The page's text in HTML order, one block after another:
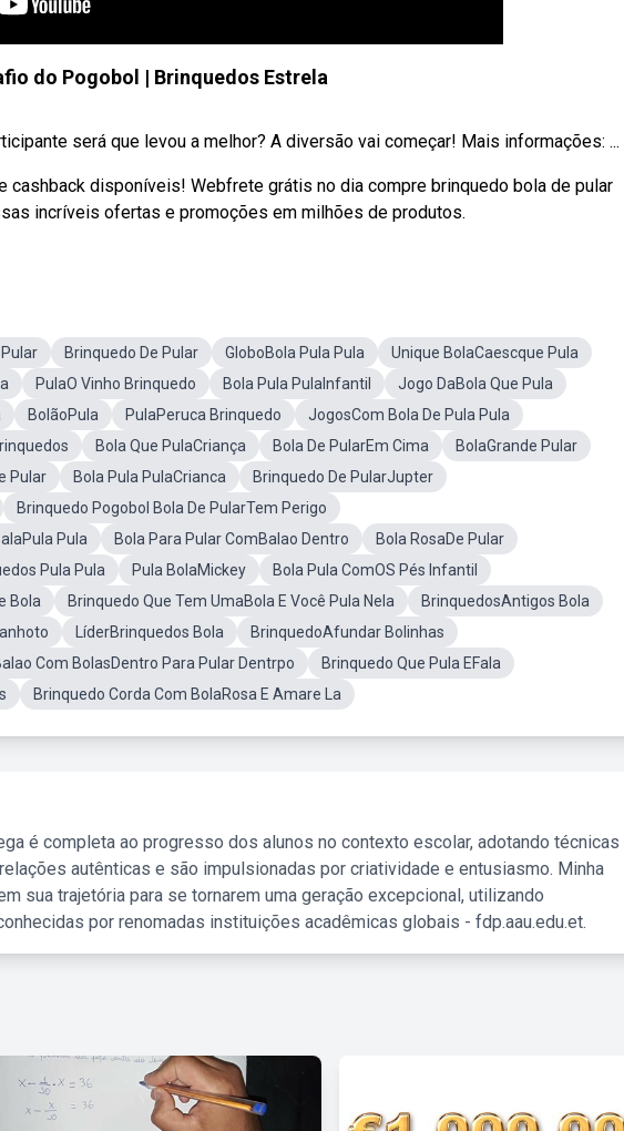
do Pogobol | Brinquedos Estrela
será que levou a melhor? A diversão vai começar! Mais informações: ...
cashback disponíveis! Webfrete grátis no dia compre brinquedo bola de pular
incríveis ofertas e promoções em milhões de produtos.
Pular Brinquedo De Pular GloboBola Pula Pula
Unique BolaCaescque Pula
PulaO Vinho Brinquedo Bola Pula PulaInfantil
Jogo DaBola Que Pula
BolãoPula PulaPeruca Brinquedo
JogosCom Bola De Pula Pula
Bola Que PulaCriança Bola De PularEm Cima
BolaGrande Pular
Pular Bola Pula PulaCrianca
Brinquedo De PularJupter
Brinquedo Pogobol Bola De PularTem Perigo
Pula Bola Para Pular ComBalao Dentro
Bola RosaDe Pular
Pula Pula Pula BolaMickey
Bola Pula ComOS Pés Infantil
Bola Brinquedo Que Tem UmaBola E Você Pula Nela
BrinquedosAntigos Bola
LíderBrinquedos Bola
BrinquedoAfundar Bolinhas
Com BolasDentro Para Pular Dentrpo
Brinquedo Que Pula EFala
Brinquedo Corda Com BolaRosa E Amare La
é completa ao progresso dos alunos no contexto escolar, adotando técnicas
autênticas e são impulsionadas por criatividade e entusiasmo. Minha
sua trajetória para se tornarem uma geração excepcional, utilizando
por renomadas instituições acadêmicas globais - fdp.aau.edu.et.